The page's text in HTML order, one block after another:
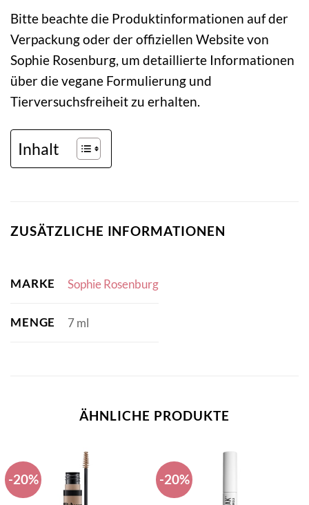
Bitte beachte die Produktinformationen auf der
Verpackung oder der offiziellen Website von
Sophie Rosenburg, um detaillierte Informationen
über die vegane Formulierung und
Tierversuchsfreiheit zu erhalten.
Inhalt
ZUSÄTZLICHE INFORMATIONEN
MARKE Sophie Rosenburg
MENGE 7 ml
ÄHNLICHE PRODUKTE
-20% -20%